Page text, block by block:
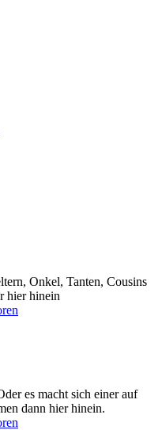
Onkel, Tanten, Cousins
hier hinein
es macht sich einer auf
dann hier hinein.